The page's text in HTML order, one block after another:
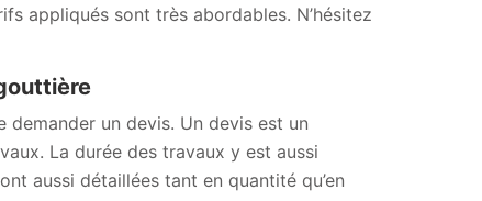
appliqués sont très abordables. N’hésitez
un devis. Un devis est un
La durée des travaux y est aussi
aussi détaillées tant en quantité qu’en